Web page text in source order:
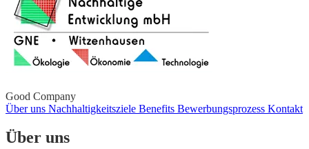
Good Company
Über uns Nachhaltigkeitsziele Benefits Bewerbungsprozess Kontakt
Über uns